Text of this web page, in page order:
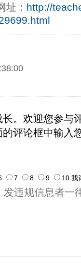
址： http://
。欢迎您参与
评论框中输入
7 8 9 10 我